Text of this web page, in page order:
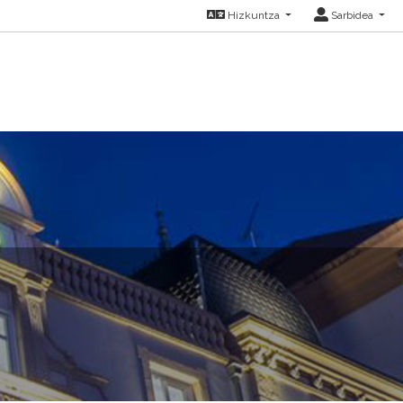
Hizkuntza Sarbidea